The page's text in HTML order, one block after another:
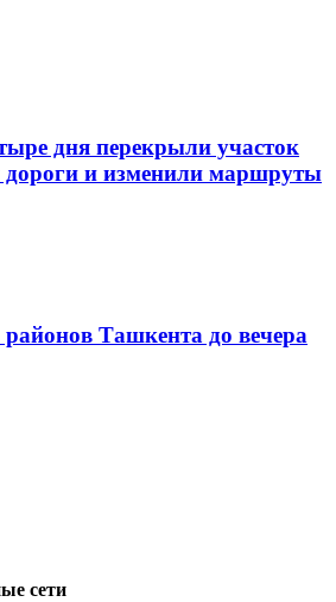
дня перекрыли участок
и изменили маршруты
Ташкента до вечера
сети